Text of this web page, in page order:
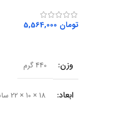
تومان
وزن 440 گرم
ابعاد 18 × 10 × 22 سانتیمتر